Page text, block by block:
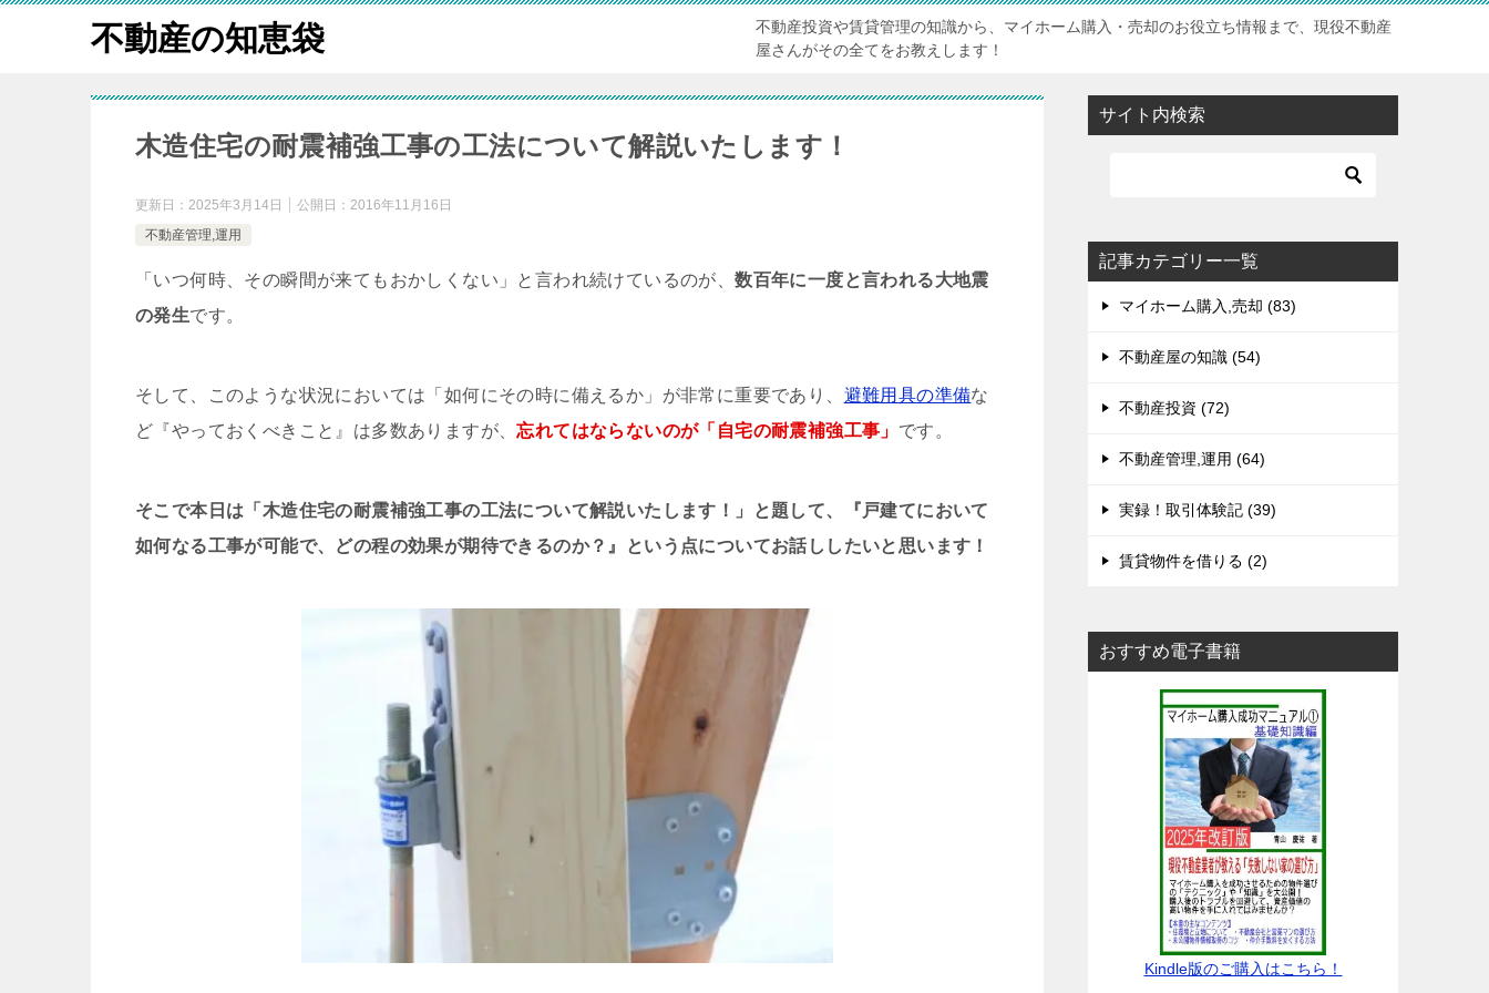
不動産の知恵袋
不動産投資や賃貸管理の知識から、マイホーム購入・売却のお役立ち情報まで、現役不動産
屋さんがその全てをお教えします！
木造住宅の耐震補強工事の工法について解説いたします！
更新日： 2025年3月14日 公開日： 2016年11月16日
不動産管理,運用
「いつ何時、その瞬間が来てもおかしくない」と言われ続けているのが、数百年に一度と言われる大地震
の発生です。
そして、このような状況においては「如何にその時に備えるか」が非常に重要であり、 避難用具の準備な
ど『やっておくべきこと』は多数ありますが、忘れてはならないのが「自宅の耐震補強工事」 です。
そこで本日は「 木造住宅の耐震補強工事の工法について解説いたします！」と題して、『戸建てにおいて
如何なる工事が可能で、どの程の効果が期待できるのか？』という点についてお話ししたいと思います！
サイト内検索
記事カテゴリー一覧
マイホーム購入,売却 (83)
不動産屋の知識 (54)
不動産投資 (72)
不動産管理,運用 (64)
実録！取引体験記 (39)
賃貸物件を借りる (2)
おすすめ電子書籍
Kindle版のご購入はこちら！